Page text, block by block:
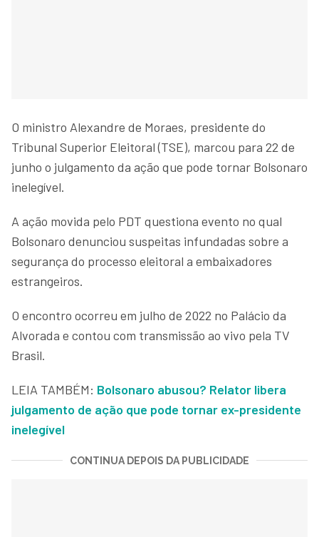
O ministro Alexandre de Moraes, presidente do
Tribunal Superior Eleitoral (TSE), marcou para 22 de
junho o julgamento da ação que pode tornar Bolsonaro
inelegível.
A ação movida pelo PDT questiona evento no qual
Bolsonaro denunciou suspeitas infundadas sobre a
segurança do processo eleitoral a embaixadores
estrangeiros.
O encontro ocorreu em julho de 2022 no Palácio da
Alvorada e contou com transmissão ao vivo pela TV
Brasil.
LEIA TAMBÉM: Bolsonaro abusou? Relator libera
julgamento de ação que pode tornar ex-presidente
inelegível
CONTINUA DEPOIS DA PUBLICIDADE